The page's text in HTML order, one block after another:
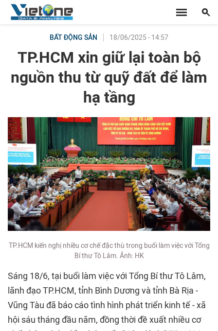
BẤT ĐỘNG SẢN 18/06/2025 - 14:57
TP.HCM xin giữ lại toàn bộ
nguồn thu từ quỹ đất để làm
hạ tầng
TP.HCM kiến nghị nhiều cơ chế đặc thù trong buổi làm việc với Tổng
Bí thư Tô Lâm. Ảnh: HK
Sáng 18/6, tại buổi làm việc với Tổng Bí thư Tô Lâm,
lãnh đạo TP.HCM, tỉnh Bình Dương và tỉnh Bà Rịa -
Vũng Tàu đã báo cáo tình hình phát triển kinh tế - xã
hội sáu tháng đầu năm, đồng thời đề xuất nhiều cơ